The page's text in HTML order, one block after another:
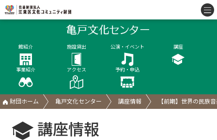
館紹介 施設貸出 公演・イベント 講座
事業紹介 アクセス 予約・申込
財団ホーム 亀戸文化センター 講座情報 【前期】世界の民族
講座情報